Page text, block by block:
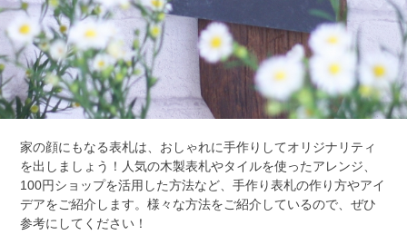
家の顔にもなる表札は、おしゃれに手作りしてオリジナリティ
を出しましょう！人気の木製表札やタイルを使ったアレンジ、
100円ショップを活用した方法など、手作り表札の作り方やアイ
デアをご紹介します。様々な方法をご紹介しているので、ぜひ
参考にしてください！